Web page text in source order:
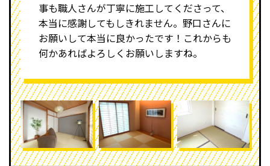
事も職人さんが丁寧に施工してくださって、
本当に感謝してもしきれません。野口さんに
お願いして本当に良かったです！これからも
何かあればよろしくお願いしますね。